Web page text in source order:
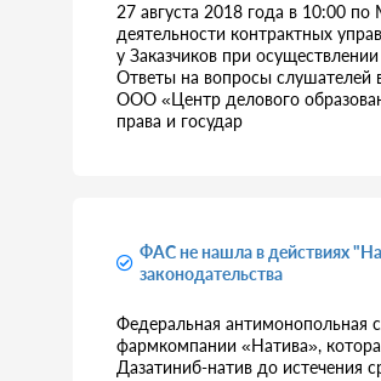
27 августа 2018 года в 10:00
деятельности контрактных
у Заказчиков при
Ответы на вопросы
ООО «Центр делового
права и государ
ФАС не нашла в действиях
законодательства
Федеральная антимонопольная
фармкомпании «Натива»,
Дазатиниб-натив до истечения